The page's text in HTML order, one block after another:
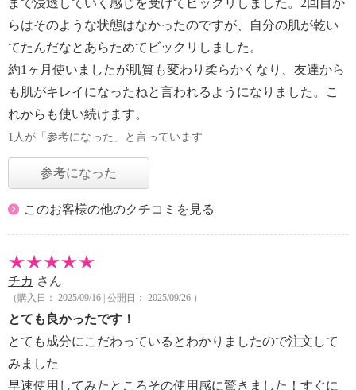
まで浸透していく感じを受けてビックリしました。2回目か
らはそのような状態はなかったのですが、自分の肌が乾い
てたんだなとあらためてビックリしました。
約1ヶ月使いましたが肌質も変わり柔らかくなり、友達から
も肌がキレイになったねと言われるようになりました。こ
れからも使い続けます。
1人が「参考になった」と言っています
参考になった
このお客様の他のクチコミを見る
チカ さん
（購入日： 2025/09/16 | 公開日： 2025/09/26 ）
とても良かったです！
とても成分にこだわっているとわかりましたので注文して
みました
早速使用してみたところその使用感に驚きました！すぐに